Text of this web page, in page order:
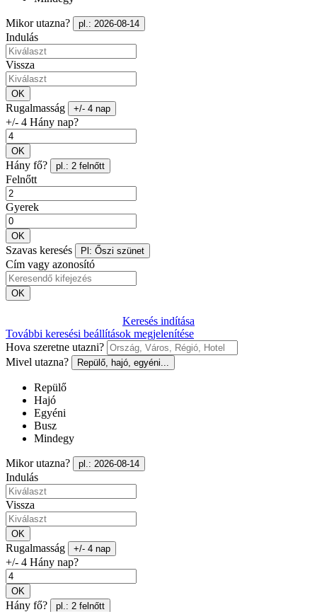
Mikor utazna? pl.: 2026-08-14
Indulás
Vissza
OK
Rugalmasság +/- 4 nap
+/- 4 Hány nap?
OK
Hány fő? pl.: 2 felnőtt
Felnőtt
Gyerek
OK
Szavas keresés Pl: Őszi szünet
Cím vagy azonosító
OK
Keresés indítása
További keresési beállítások megjelenítése
Hova szeretne utazni?
Mivel utazna?
Repülő, hajó, egyéni...
Repülő
Hajó
Egyéni
Busz
Mindegy
Mikor utazna? pl.: 2026-08-14
Indulás
Vissza
OK
Rugalmasság +/- 4 nap
+/- 4 Hány nap?
OK
Hány fő? pl.: 2 felnőtt